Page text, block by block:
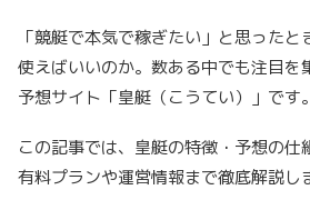
「競艇で本気で稼ぎたい」と思ったと
使えばいいのか。数ある中でも注目を
予想サイト「皇艇（こうてい）」です。
この記事では、皇艇の特徴・予想の仕
有料プランや運営情報まで徹底解説し